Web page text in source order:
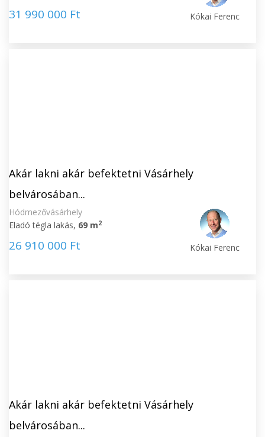
31 990 000 Ft Kókai Ferenc
Akár lakni akár befektetni Vásárhely
belvárosában...
Hódmezővásárhely
Eladó tégla lakás, 69 m2
26 910 000 Ft Kókai Ferenc
Akár lakni akár befektetni Vásárhely
belvárosában...